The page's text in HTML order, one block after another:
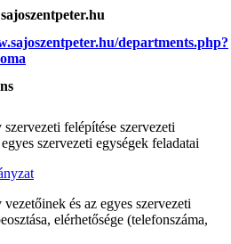
departments.php?
felépítése szervezeti
szervezeti egységek feladatai
és az egyes szervezeti
elérhetősége (telefonszáma,